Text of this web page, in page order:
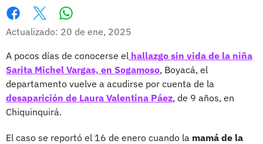
Facebook
X
Actualizado: 20 de ene, 2025
A pocos días de conocerse el hallazgo sin vida de la niña
Sarita Michel Vargas, en Sogamoso, Boyacá, el
departamento vuelve a acudirse por cuenta de la
desaparición de Laura Valentina Páez, de 9 años, en
Chiquinquirá.
El caso se reportó el 16 de enero cuando la mamá de la